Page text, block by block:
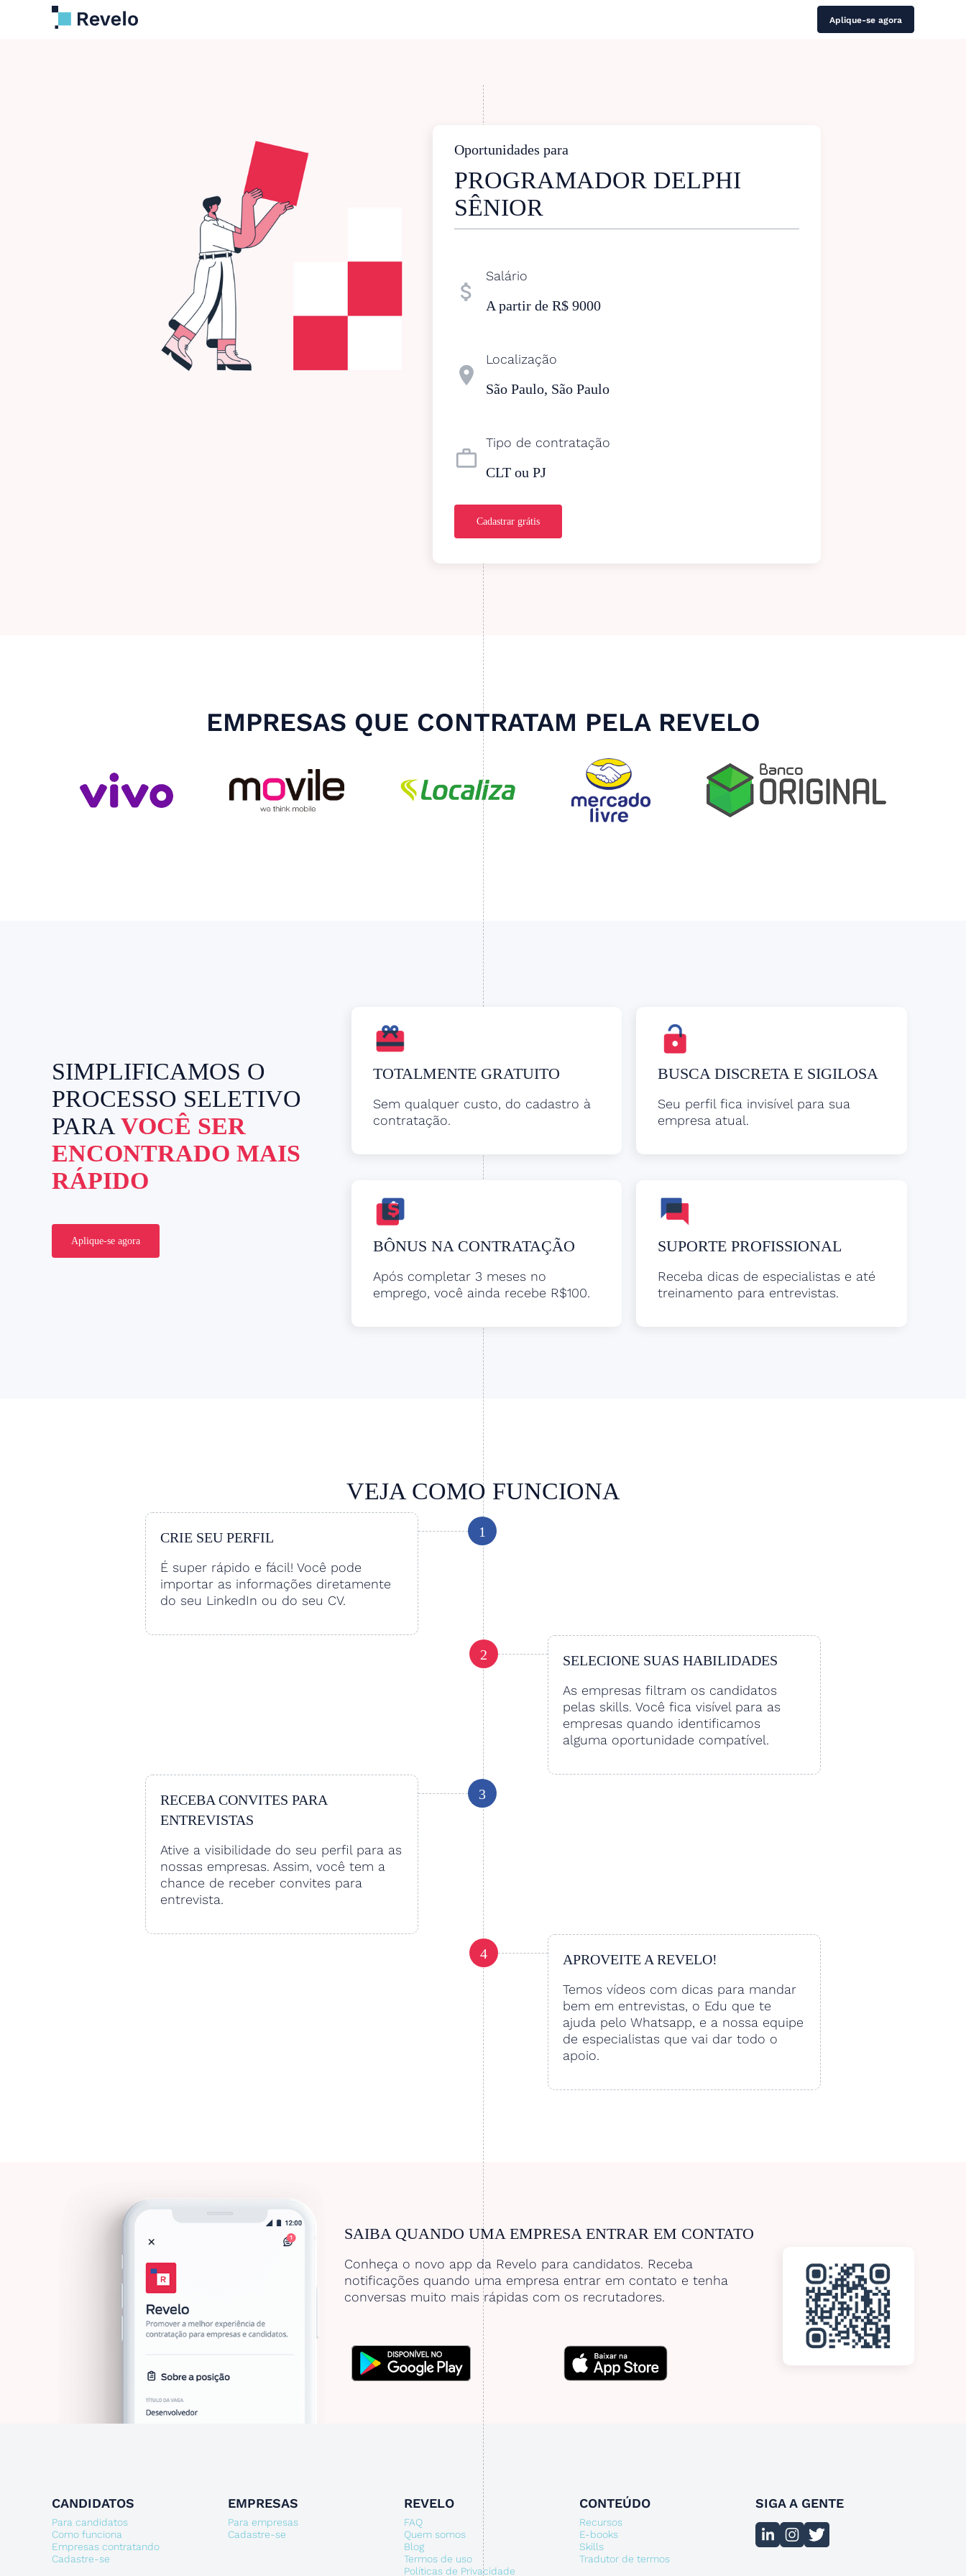
Aplique-se agora
Oportunidades para
PROGRAMADOR DELPHI
SÊNIOR
attach_money
Salário
A partir de R$ 9000
location_on
Localização
São Paulo, São Paulo
work_outline
Tipo de contratação
CLT ou PJ
Cadastrar grátis
EMPRESAS QUE CONTRATAM PELA REVELO
SIMPLIFICAMOS O
PROCESSO SELETIVO
PARA VOCÊ SER
ENCONTRADO MAIS
RÁPIDO
Aplique-se agora
TOTALMENTE GRATUITO
Sem qualquer custo, do cadastro à
contratação.
BUSCA DISCRETA E SIGILOSA
Seu perfil fica invisível para sua
empresa atual.
BÔNUS NA CONTRATAÇÃO
Após completar 3 meses no
emprego, você ainda recebe R$100.
SUPORTE PROFISSIONAL
Receba dicas de especialistas e até
treinamento para entrevistas.
VEJA COMO FUNCIONA
1
CRIE SEU PERFIL
É super rápido e fácil! Você pode
importar as informações diretamente
do seu LinkedIn ou do seu CV.
2 SELECIONE SUAS HABILIDADES
As empresas filtram os candidatos
pelas skills. Você fica visível para as
empresas quando identificamos
alguma oportunidade compatível.
3
RECEBA CONVITES PARA
ENTREVISTAS
Ative a visibilidade do seu perfil para as
nossas empresas. Assim, você tem a
chance de receber convites para
entrevista.
4 APROVEITE A REVELO!
Temos vídeos com dicas para mandar
bem em entrevistas, o Edu que te
ajuda pelo Whatsapp, e a nossa equipe
de especialistas que vai dar todo o
apoio.
SAIBA QUANDO UMA EMPRESA ENTRAR EM CONTATO
Conheça o novo app da Revelo para candidatos. Receba
notificações quando uma empresa entrar em contato e tenha
conversas muito mais rápidas com os recrutadores.
CANDIDATOS
Para candidatos
Como funciona
Empresas contratando
Cadastre-se
EMPRESAS
Para empresas
Cadastre-se
REVELO
FAQ
Quem somos
Blog
Termos de uso
Políticas de Privacidade
CONTEÚDO
Recursos
E-books
Skills
Tradutor de termos
SIGA A GENTE